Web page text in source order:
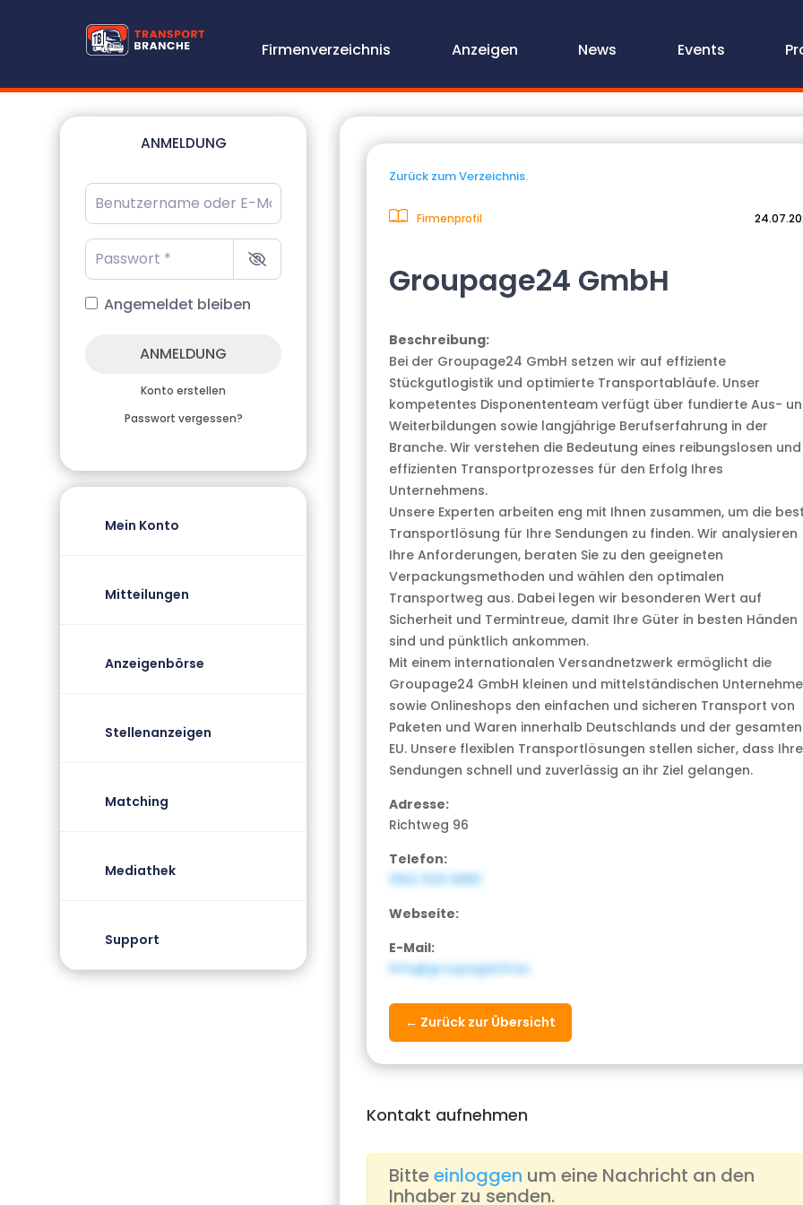
Firmenverzeichnis Anzeigen News Events
ANMELDUNG
Benutzername oder E-Mail-Adresse
Passwort
Angemeldet bleiben
ANMELDUNG
Konto erstellen
Passwort vergessen?
Mein Konto
Mitteilungen
Anzeigenbörse
Stellenanzeigen
Matching
Mediathek
Support
Zurück zum Verzeichnis.
Firmenprofil
Groupage24 GmbH
Beschreibung:
Bei der Groupage24 GmbH setzen wir auf effiziente
Stückgutlogistik und optimierte Transportabläufe. Unser
kompetentes Disponententeam verfügt über fundierte Aus-
Weiterbildungen sowie langjährige Berufserfahrung in der
Branche. Wir verstehen die Bedeutung eines reibungslosen und
effizienten Transportprozesses für den Erfolg Ihres
Unternehmens.
Unsere Experten arbeiten eng mit Ihnen zusammen, um die
Transportlösung für Ihre Sendungen zu finden. Wir analysieren
Ihre Anforderungen, beraten Sie zu den geeigneten
Verpackungsmethoden und wählen den optimalen
Transportweg aus. Dabei legen wir besonderen Wert auf
Sicherheit und Termintreue, damit Ihre Güter in besten Händen
sind und pünktlich ankommen.
Mit einem internationalen Versandnetzwerk ermöglicht die
Groupage24 GmbH kleinen und mittelständischen
sowie Onlineshops den einfachen und sicheren Transport von
Paketen und Waren innerhalb Deutschlands und der gesamten
EU. Unsere flexiblen Transportlösungen stellen sicher, dass Ihre
Sendungen schnell und zuverlässig an ihr Ziel gelangen.
Adresse:
Richtweg 96
Telefon:
0912 929 3880
Webseite:
E-Mail:
info@groupage24.eu
← Zurück zur Übersicht
Kontakt aufnehmen
Bitteeinloggen um eine Nachricht an den
Inhaber zu senden.